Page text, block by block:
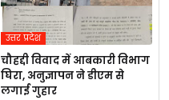
उत्तर प्रदेश
चौहद्दी विवाद में आबकारी विभाग
घिरा, अनुज्ञापन ने डीएम से
लगाई गुहार